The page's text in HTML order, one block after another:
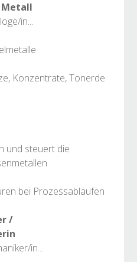
in...
Konzentrate, Tonerde
und steuert die
bei Prozessabläufen
/
in...